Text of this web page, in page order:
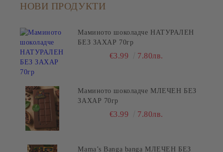
НОВИ ПРОДУКТИ
Маминото шоколадче НАТУРАЛЕН
БЕЗ ЗАХАР 70гр
€3.99 7.80лв.
Маминото шоколадче МЛЕЧЕН БЕЗ
ЗАХАР 70гр
€3.99 7.80лв.
Mama’s Banga banga МЛЕЧЕН БЕЗ